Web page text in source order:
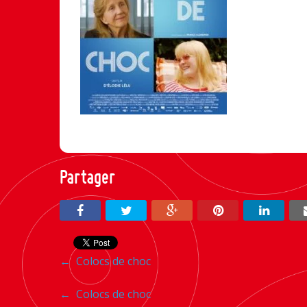
Partager
Navigation
entre
←Colocs de choc
Navigation
← Colocs de choc